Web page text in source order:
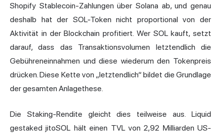
Shopify Stablecoin-Zahlungen über Solana ab, und genau
deshalb hat der SOL-Token nicht proportional von der
Aktivität in der Blockchain profitiert. Wer SOL kauft, setzt
darauf, dass das Transaktionsvolumen letztendlich die
Gebühreneinnahmen und diese wiederum den Tokenpreis
drücken. Diese Kette von „letztendlich“ bildet die Grundlage
der gesamten Anlagethese.
Die Staking-Rendite gleicht dies teilweise aus. Liquid
gestaked jitoSOL hält einen TVL von 2,92 Milliarden US-